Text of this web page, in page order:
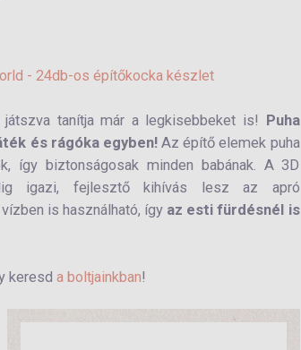
- 24db-os építőkocka készlet
tanítja már a legkisebbeket is! Puha
és rágóka egyben!Az építő elemek puha
így biztonságosak minden babának. A 3D
igazi, fejlesztő kihívás lesz az apró
is használható, így az esti fürdésnél is
keresd a boltjainkban!